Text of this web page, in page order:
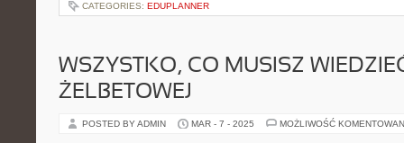
CATEGORIES: EDUPLANNER
WSZYSTKO, CO MUSISZ
ŻELBETOWEJ
POSTED BY ADMIN MAR - 7 - 2025 MOŻLIWOŚĆ